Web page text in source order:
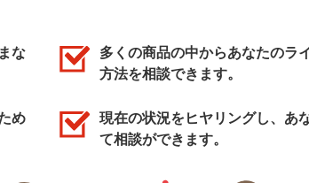
な
多くの商品の中からあなたのラ
方法を相談できます。
め
現在の状況をヒヤリングし、あ
て相談ができます。